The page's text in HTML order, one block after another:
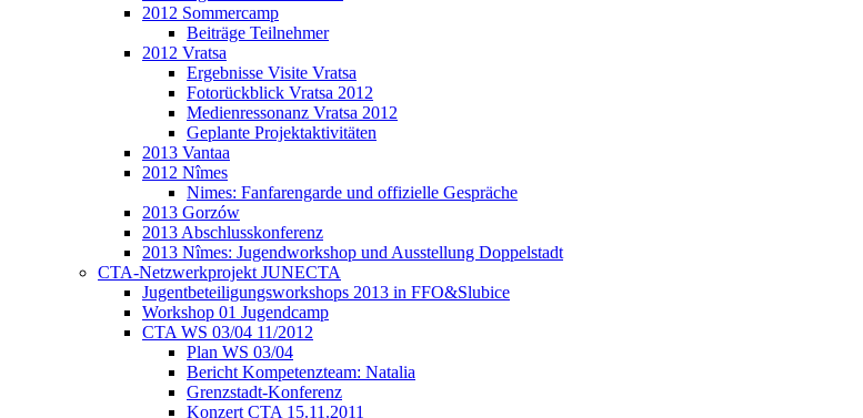
2012 Sommercamp
Beiträge Teilnehmer
2012 Vratsa
Ergebnisse Visite Vratsa
Fotorückblick Vratsa 2012
Medienressonanz Vratsa 2012
Geplante Projektaktivitäten
2013 Vantaa
2012 Nîmes
Nimes: Fanfarengarde und offizielle Gespräche
2013 Gorzów
2013 Abschlusskonferenz
2013 Nîmes: Jugendworkshop und Ausstellung Doppelstadt
CTA-Netzwerkprojekt JUNECTA
Jugentbeteiligungsworkshops 2013 in FFO&Slubice
Workshop 01 Jugendcamp
CTA WS 03/04 11/2012
Plan WS 03/04
Bericht Kompetenzteam: Natalia
Grenzstadt-Konferenz
Konzert CTA 15.11.2011